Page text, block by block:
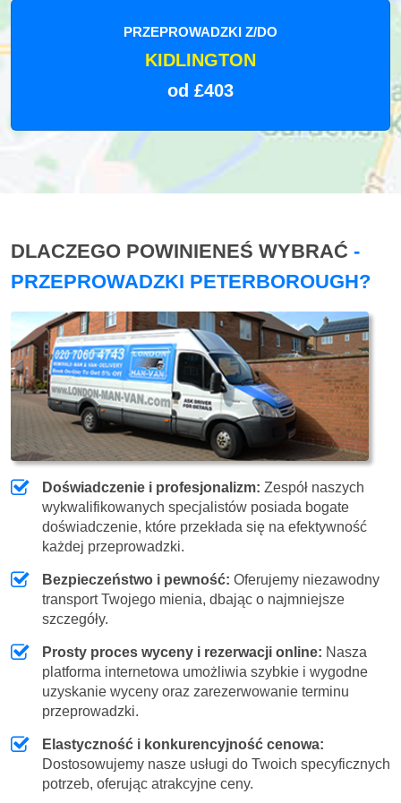
PRZEPROWADZKI Z/DO
KIDLINGTON
od £403
DLACZEGO POWINIENEŚ WYBRAĆ -
PRZEPROWADZKI PETERBOROUGH?
Doświadczenie i profesjonalizm: Zespół naszych
wykwalifikowanych specjalistów posiada bogate
doświadczenie, które przekłada się na efektywność
każdej przeprowadzki.
Bezpieczeństwo i pewność: Oferujemy niezawodny
transport Twojego mienia, dbając o najmniejsze
szczegóły.
Prosty proces wyceny i rezerwacji online: Nasza
platforma internetowa umożliwia szybkie i wygodne
uzyskanie wyceny oraz zarezerwowanie terminu
przeprowadzki.
Elastyczność i konkurencyjność cenowa:
Dostosowujemy nasze usługi do Twoich specyficznych
potrzeb, oferując atrakcyjne ceny.